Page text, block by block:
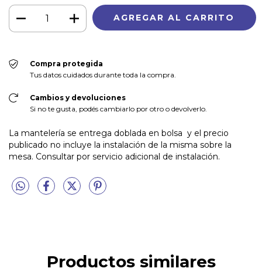
Compra protegida
Tus datos cuidados durante toda la compra.
Cambios y devoluciones
Si no te gusta, podés cambiarlo por otro o devolverlo.
La mantelería se entrega doblada en bolsa y el precio
publicado no incluye la instalación de la misma sobre la
mesa. Consultar por servicio adicional de instalación.
Productos similares